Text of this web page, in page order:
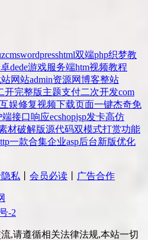
cmswordpresshtml双端php织梦教
dede游戏服务端htm视频教程
网站admin资源网博客整站
开完整版主题支付二次开发com
互娱修复视频下载页面一键杰奇免
端接口响应ecshopjsp发卡高仿
材破解版源代码双模式打赏功能
一款合集企业asp后台新版优化
私 会员必读 广告合作
-2
,请遵循相关法律法规,本站一切